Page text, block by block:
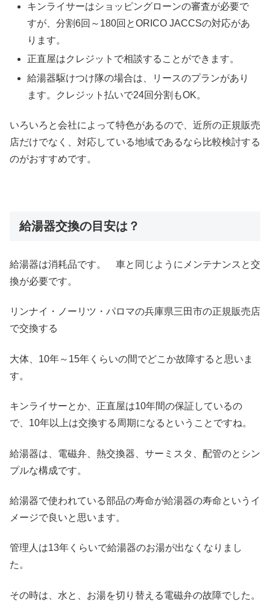
キンライサーはショッピングローンの審査が必要で
すが、分割6回～180回とORICO JACCSの対応があ
ります。
正直屋はクレジットで相談することができます。
給湯器駆けつけ隊の場合は、リースのプランがあり
ます。クレジット払いで24回分割もOK。
いろいろと会社によって特色があるので、近所の正規販売
店だけでなく、対応している地域であるなら比較検討する
のがおすすめです。
給湯器交換の目安は？
給湯器は消耗品です。 車と同じようにメンテナンスと交
換が必要です。
リンナイ・ノーリツ・パロマの兵庫県三田市の正規販売店
で交換する
大体、10年～15年くらいの間でどこか故障すると思いま
す。
キンライサーとか、正直屋は10年間の保証しているの
で、10年以上は交換する周期になるということですね。
給湯器は、電磁弁、熱交換器、サーミスタ、配管のとシン
プルな構成です。
給湯器で使われている部品の寿命が給湯器の寿命というイ
メージで良いと思います。
管理人は13年くらいで給湯器のお湯が出なくなりまし
た。
その時は、水と、お湯を切り替える電磁弁の故障でした。